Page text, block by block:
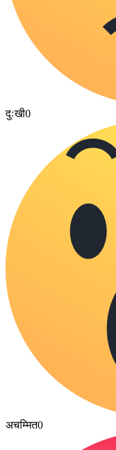
दुःखी0
अचम्मित0